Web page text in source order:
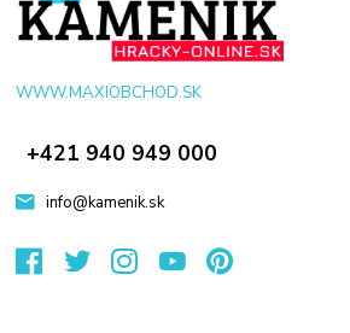
WWW.MAXIOBCHOD.SK
+421 940 949 000
info@kamenik.sk